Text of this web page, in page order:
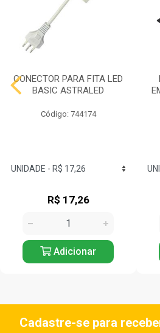
CONECTOR PARA FITA LED
BASIC ASTRALED
Código: 744174
R$ 17,26
Adicionar
Cadastre-se para